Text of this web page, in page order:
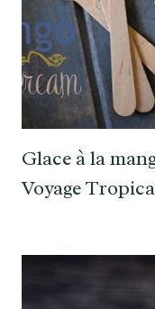
Glace à la
Voyage